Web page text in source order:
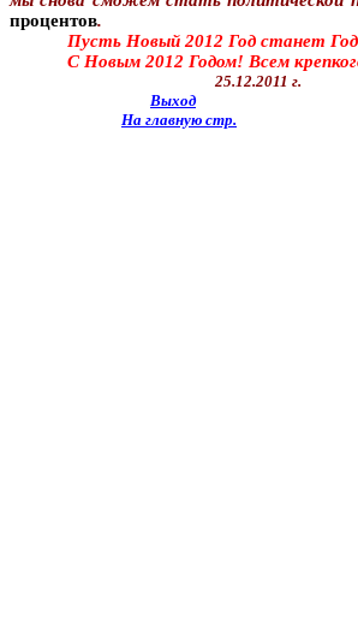
процентов.
Пусть Новый 2012 Год станет
С Новым 2012 Годом! Всем
25.12.2011 г.
Выход
На главную стр.